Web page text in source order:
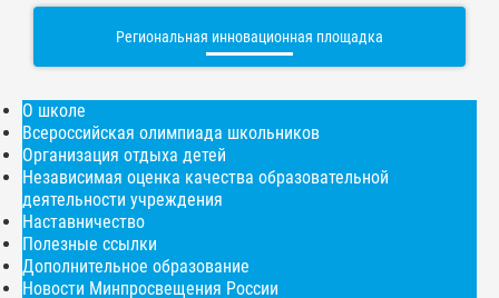
Региональная инновационная площадка
О школе
Всероссийская олимпиада школьников
Организация отдыха детей
Независимая оценка качества образовательной
деятельности учреждения
Наставничество
Полезные ссылки
Дополнительное образование
Новости Минпросвещения России